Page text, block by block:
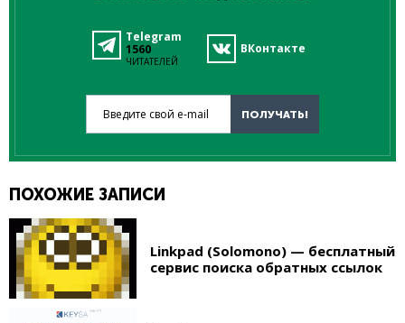
Telegram
1560
ЧИТАТЕЛЕЙ
ВКонтакте
ПОЛУЧАТЬ!
ПОХОЖИЕ ЗАПИСИ
Linkpad (Solomono) — бесплатный
сервис поиска обратных ссылок